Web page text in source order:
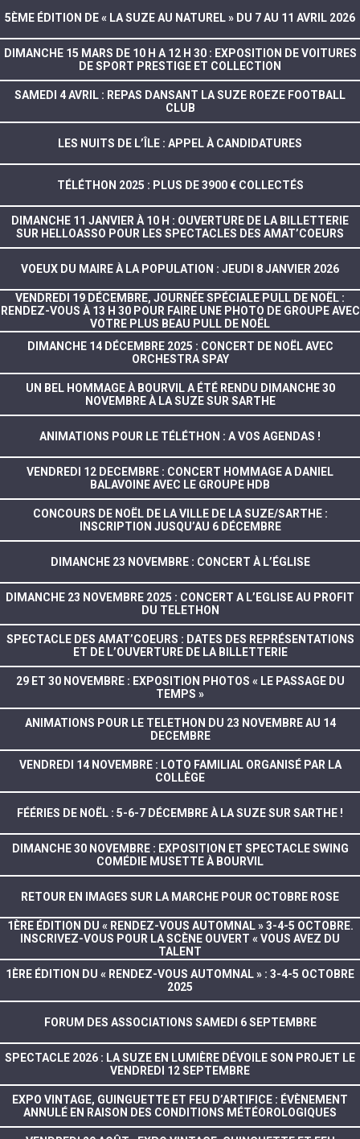
5ÈME ÉDITION DE « LA SUZE AU NATUREL » DU 7 AU 11 AVRIL 2026
DIMANCHE 15 MARS DE 10 H A 12 H 30 : EXPOSITION DE VOITURES
DE SPORT PRESTIGE ET COLLECTION
SAMEDI 4 AVRIL : REPAS DANSANT LA SUZE ROEZE FOOTBALL
CLUB
LES NUITS DE L’ÎLE : APPEL À CANDIDATURES
TÉLÉTHON 2025 : PLUS DE 3900 € COLLECTÉS
DIMANCHE 11 JANVIER À 10 H : OUVERTURE DE LA BILLETTERIE
SUR HELLOASSO POUR LES SPECTACLES DES AMAT’COEURS
VOEUX DU MAIRE À LA POPULATION : JEUDI 8 JANVIER 2026
VENDREDI 19 DÉCEMBRE, JOURNÉE SPÉCIALE PULL DE NOËL :
RENDEZ-VOUS À 13 H 30 POUR FAIRE UNE PHOTO DE GROUPE AVEC
VOTRE PLUS BEAU PULL DE NOËL
DIMANCHE 14 DÉCEMBRE 2025 : CONCERT DE NOËL AVEC
ORCHESTRA SPAY
UN BEL HOMMAGE À BOURVIL A ÉTÉ RENDU DIMANCHE 30
NOVEMBRE À LA SUZE SUR SARTHE
ANIMATIONS POUR LE TÉLÉTHON : A VOS AGENDAS !
VENDREDI 12 DECEMBRE : CONCERT HOMMAGE A DANIEL
BALAVOINE AVEC LE GROUPE HDB
CONCOURS DE NOËL DE LA VILLE DE LA SUZE/SARTHE :
INSCRIPTION JUSQU’AU 6 DÉCEMBRE
DIMANCHE 23 NOVEMBRE : CONCERT À L’ÉGLISE
DIMANCHE 23 NOVEMBRE 2025 : CONCERT A L’EGLISE AU PROFIT
DU TELETHON
SPECTACLE DES AMAT’COEURS : DATES DES REPRÉSENTATIONS
ET DE L’OUVERTURE DE LA BILLETTERIE
29 ET 30 NOVEMBRE : EXPOSITION PHOTOS « LE PASSAGE DU
TEMPS »
ANIMATIONS POUR LE TELETHON DU 23 NOVEMBRE AU 14
DECEMBRE
VENDREDI 14 NOVEMBRE : LOTO FAMILIAL ORGANISÉ PAR LA
COLLÈGE
FÉÉRIES DE NOËL : 5-6-7 DÉCEMBRE À LA SUZE SUR SARTHE !
DIMANCHE 30 NOVEMBRE : EXPOSITION ET SPECTACLE SWING
COMÉDIE MUSETTE À BOURVIL
RETOUR EN IMAGES SUR LA MARCHE POUR OCTOBRE ROSE
1ÈRE ÉDITION DU « RENDEZ-VOUS AUTOMNAL » 3-4-5 OCTOBRE.
INSCRIVEZ-VOUS POUR LA SCÈNE OUVERT « VOUS AVEZ DU
TALENT
1ÈRE ÉDITION DU « RENDEZ-VOUS AUTOMNAL » : 3-4-5 OCTOBRE
2025
FORUM DES ASSOCIATIONS SAMEDI 6 SEPTEMBRE
SPECTACLE 2026 : LA SUZE EN LUMIÈRE DÉVOILE SON PROJET LE
VENDREDI 12 SEPTEMBRE
EXPO VINTAGE, GUINGUETTE ET FEU D’ARTIFICE : ÉVÈNEMENT
ANNULÉ EN RAISON DES CONDITIONS MÉTÉOROLOGIQUES